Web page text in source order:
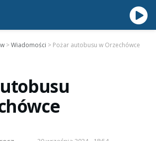
>Wiadomości > Pożar autobusu w Orzechówce